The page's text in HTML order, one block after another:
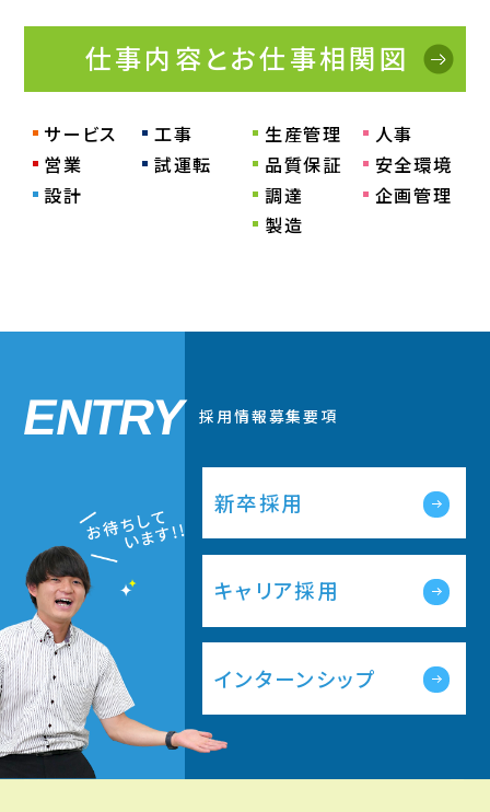
仕事内容とお仕事相関図
サービス
営業
設計
工事
試運転
生産管理
品質保証
調達
製造
人事
安全環境
企画管理
ENTRY 採用情報募集要項
新卒採用
キャリア採用
インターンシップ